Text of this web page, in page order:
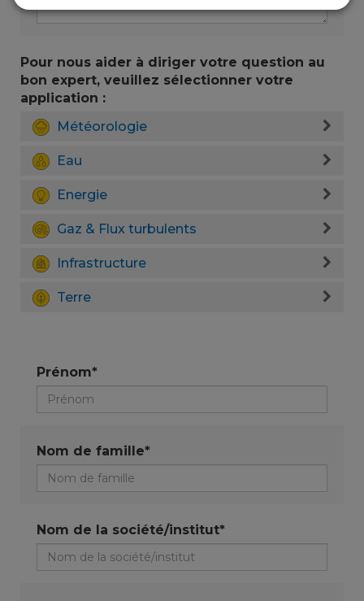
Pour nous aider à diriger votre question au
bon expert, veuillez sélectionner votre
application :
Météorologie
Eau
Energie
Gaz & Flux turbulents
Infrastructure
Terre
Prénom*
Nom de famille*
Nom de la société/institut*